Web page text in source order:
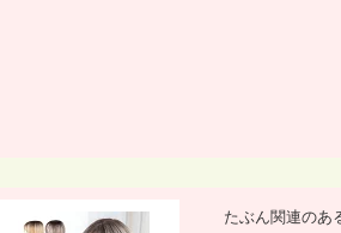
たぶん関連のあ